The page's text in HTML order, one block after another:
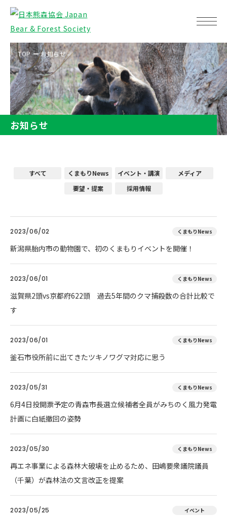
TOP お知らせ
お知らせ
すべて くまもりNews イベント・講演
メディア
要望・提案
採用情報
2023/06/02 くまもりNews
新潟県胎内市の動物園で、初のくまもりイベントを開催！
2023/06/01 くまもりNews
滋賀県2頭vs京都府622頭 過去5年間のクマ捕殺数の合計比較で
す
2023/06/01 くまもりNews
釜石市役所前に出てきたツキノワグマ対応に思う
2023/05/31 くまもりNews
6月4日投開票予定の青森市長選立候補者全員がみちのく風力発電
計画に白紙撤回の姿勢
2023/05/30 くまもりNews
再エネ事業による森林大破壊を止めるため、田嶋要衆議院議員
（千葉）が森林法の文言改正を提案
2023/05/25 イベント